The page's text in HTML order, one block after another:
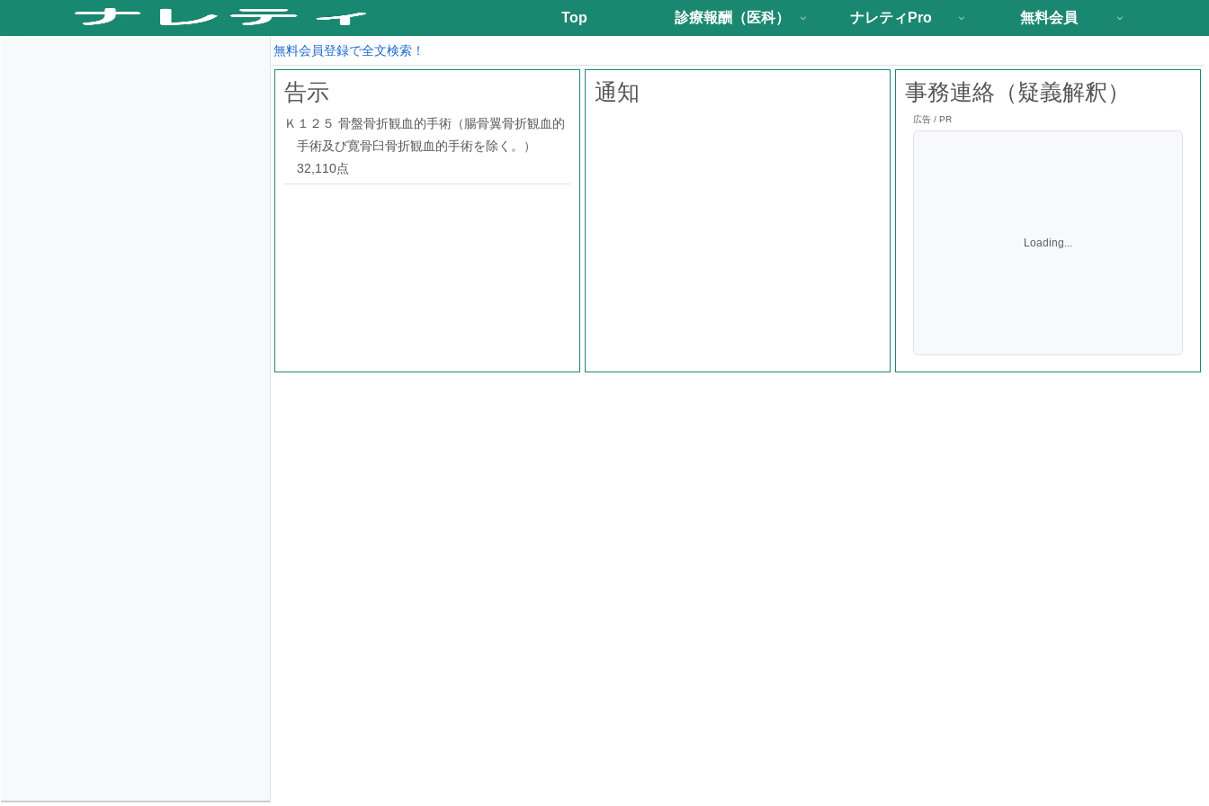
Top 診療報酬（医科） ナレティPro 無料会員
無料会員登録で全文検索！
告示
Ｋ１２５ 骨盤骨折観血的手術（腸骨翼骨折観血的
手術及び寛骨臼骨折観血的手術を除く。）
32,110点
通知 事務連絡（疑義解釈）
広告 / PR
Loading...